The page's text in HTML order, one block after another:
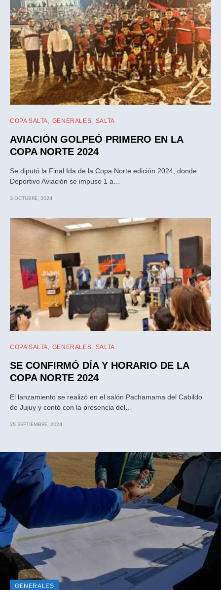
COPA SALTA GENERALES SALTA
AVIACIÓN GOLPEÓ PRIMERO EN LA
COPA NORTE 2024
Se diputó la Final Ida de la Copa Norte edición 2024, donde
Deportivo Aviación se impuso 1 a…
3 OCTUBRE, 2024
COPA SALTA GENERALES SALTA
SE CONFIRMÓ DÍA Y HORARIO DE LA
COPA NORTE 2024
El lanzamiento se realizó en el salón Pachamama del Cabildo
de Jujuy y contó con la presencia del…
25 SEPTIEMBRE, 2024
GENERALES